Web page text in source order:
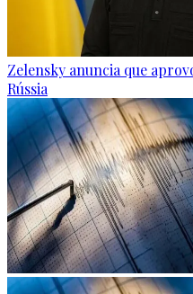
Zelensky anuncia que
Rússia